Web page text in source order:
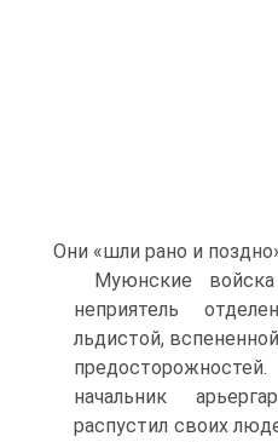
Они «шли рано и
Муюнские
неприятель
льдистой,
начальник
распустил своих